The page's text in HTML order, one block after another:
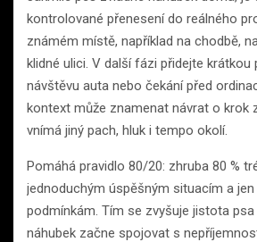
kontrolované přenesení do reálného
známém místě, například na chodbě,
klidné ulici. V další fázi přidejte krátkou
návštěvu auta nebo čekání před
kontext může znamenat návrat o krok
vnímá jiný pach, hluk i tempo okolí.
Pomáhá pravidlo 80/20: zhruba 80 %
jednoduchým úspěšným situacím a
podmínkám. Tím se zvyšuje jistota psa
náhubek začne spojovat s